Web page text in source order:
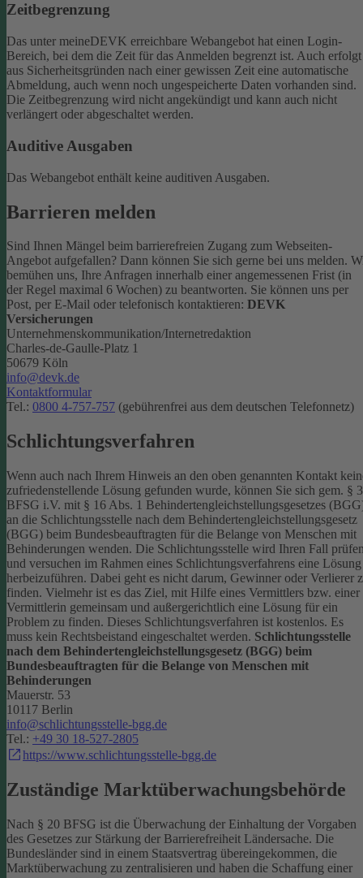
Zeitbegrenzung
Das unter meineDEVK erreichbare Webangebot hat einen Login-
Bereich, bei dem die Zeit für das Anmelden begrenzt ist. Auch erfolgt
aus Sicherheitsgründen nach einer gewissen Zeit eine automatische
Abmeldung, auch wenn noch ungespeicherte Daten vorhanden sind.
Die Zeitbegrenzung wird nicht angekündigt und kann auch nicht
verlängert oder abgeschaltet werden.
Auditive Ausgaben
Das Webangebot enthält keine auditiven Ausgaben.
Barrieren melden
Sind Ihnen Mängel beim barrierefreien Zugang zum Webseiten-
Angebot aufgefallen? Dann können Sie sich gerne bei uns melden.
bemühen uns, Ihre Anfragen innerhalb einer angemessenen Frist (in
der Regel maximal 6 Wochen) zu beantworten. Sie können uns per
Post, per E-Mail oder telefonisch kontaktieren: DEVK
Versicherungen
Unternehmenskommunikation/Internetredaktion
Charles-de-Gaulle-Platz 1
50679 Köln
info@devk.de
Kontaktformular
Tel.: 0800 4-757-757 (gebührenfrei aus dem deutschen Telefonnetz)
Schlichtungsverfahren
Wenn auch nach Ihrem Hinweis an den oben genannten Kontakt
zufriedenstellende Lösung gefunden wurde, können Sie sich gem. §
BFSG i.V. mit § 16 Abs. 1 Behindertengleichstellungsgesetzes
an die Schlichtungsstelle nach dem Behindertengleichstellungsgesetz
(BGG) beim Bundesbeauftragten für die Belange von Menschen mit
Behinderungen wenden. Die Schlichtungsstelle wird Ihren Fall
und versuchen im Rahmen eines Schlichtungsverfahrens eine Lösung
herbeizuführen. Dabei geht es nicht darum, Gewinner oder Verlierer
finden. Vielmehr ist es das Ziel, mit Hilfe eines Vermittlers bzw. einer
Vermittlerin gemeinsam und außergerichtlich eine Lösung für ein
Problem zu finden. Dieses Schlichtungsverfahren ist kostenlos. Es
muss kein Rechtsbeistand eingeschaltet werden. Schlichtungsstelle
nach dem Behindertengleichstellungsgesetz (BGG) beim
Bundesbeauftragten für die Belange von Menschen mit
Behinderungen
Mauerstr. 53
10117 Berlin
info@schlichtungsstelle-bgg.de
Tel.: +49 30 18-527-2805
https://www.schlichtungsstelle-bgg.de
Zuständige Marktüberwachungsbehörde
Nach § 20 BFSG ist die Überwachung der Einhaltung der Vorgaben
des Gesetzes zur Stärkung der Barrierefreiheit Ländersache. Die
Bundesländer sind in einem Staatsvertrag übereingekommen, die
Marktüberwachung zu zentralisieren und haben die Schaffung einer